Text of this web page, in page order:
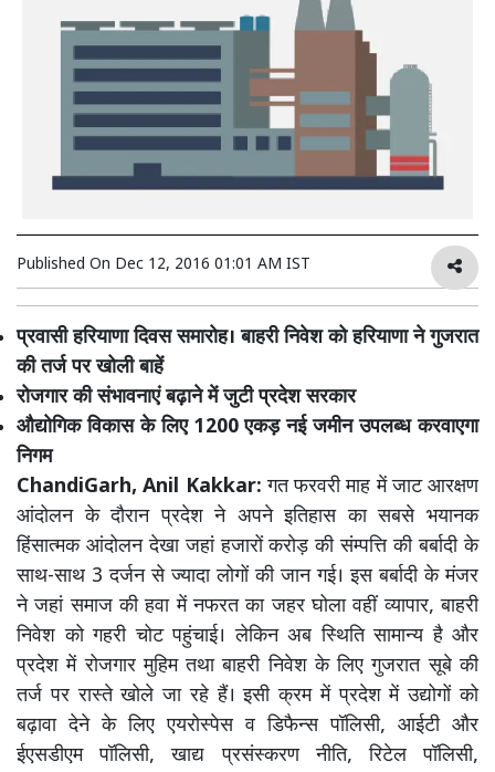
Published On Dec 12, 2016 01:01 AM IST
प्रवासी हरियाणा दिवस समारोह। बाहरी निवेश को हरियाणा ने गुजरात
की तर्ज पर खोली बाहें
रोजगार की संभावनाएं बढ़ाने में जुटी प्रदेश सरकार
औद्योगिक विकास के लिए 1200 एकड़ नई जमीन उपलब्ध करवाएगा
निगम
ChandiGarh, Anil Kakkar: गत फरवरी माह में जाट आरक्षण
आंदोलन के दौरान प्रदेश ने अपने इतिहास का सबसे भयानक
हिंसात्मक आंदोलन देखा जहां हजारों करोड़ की संम्पत्ति की बर्बादी के
साथ-साथ 3 दर्जन से ज्यादा लोगों की जान गई। इस बर्बादी के मंजर
ने जहां समाज की हवा में नफरत का जहर घोला वहीं व्यापार, बाहरी
निवेश को गहरी चोट पहुंचाई। लेकिन अब स्थिति सामान्य है और
प्रदेश में रोजगार मुहिम तथा बाहरी निवेश के लिए गुजरात सूबे की
तर्ज पर रास्ते खोले जा रहे हैं। इसी क्रम में प्रदेश में उद्योगों को
बढ़ावा देने के लिए एयरोस्पेस व डिफैन्स पॉलिसी, आईटी और
ईएसडीएम पॉलिसी, खाद्य प्रसंस्करण नीति, रिटेल पॉलिसी,